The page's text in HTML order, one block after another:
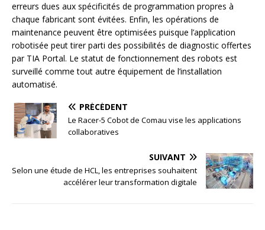
erreurs dues aux spécificités de programmation propres à
chaque fabricant sont évitées. Enfin, les opérations de
maintenance peuvent être optimisées puisque l’application
robotisée peut tirer parti des possibilités de diagnostic offertes
par TIA Portal. Le statut de fonctionnement des robots est
surveillé comme tout autre équipement de l’installation
automatisé.
PRÉCÉDENT
Le Racer-5 Cobot de Comau vise les applications
collaboratives
SUIVANT
Selon une étude de HCL, les entreprises souhaitent
accélérer leur transformation digitale